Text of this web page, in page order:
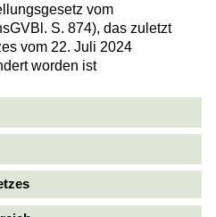
vom
S. 874), das zuletzt
vom 22. Juli 2024
worden ist